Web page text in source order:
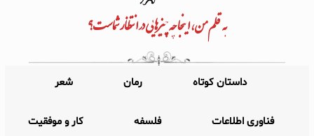
به قلم من، اینجا چه چیزهایی در انتظار شماست؟
داستان کوتاه رمان شعر
فناوری اطلاعات فلسفه کار و موفقیت